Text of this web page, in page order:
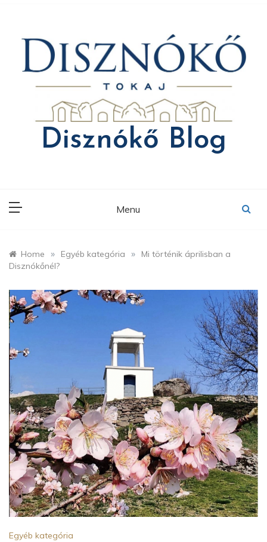
Disznókő Blog
Menu
Home » Egyéb kategória »
Mi történik áprilisban a
Disznókőnél?
Egyéb kategória